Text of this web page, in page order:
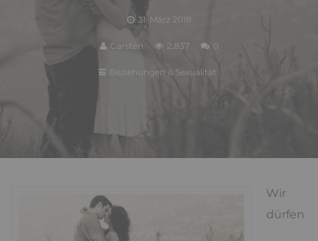
21. März 2018
Carsten 2,837 0
Beziehungen & Sexualität
Wir
dürfen